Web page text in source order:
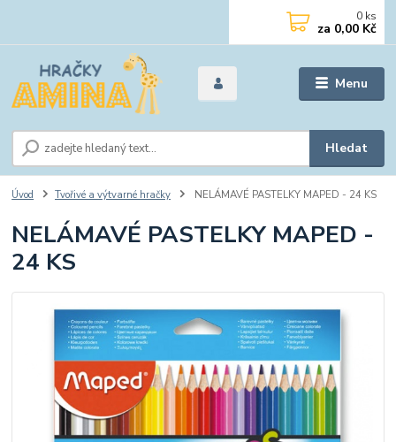
Menu
Hledat
0 ks
za 0,00 Kč
Úvod Tvořivé a výtvarné hračky NELÁMAVÉ PASTELKY MAPED - 24 KS
NELÁMAVÉ PASTELKY MAPED -
24 KS